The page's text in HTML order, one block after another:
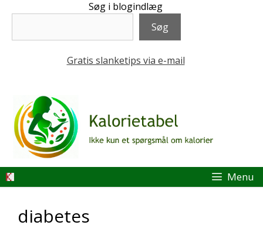
Søg i blogindlæg
Søg
Gratis slanketips via e-mail
Menu
diabetes